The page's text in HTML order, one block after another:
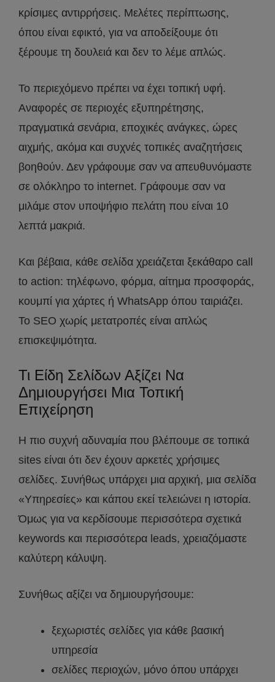
κρίσιμες αντιρρήσεις. Μελέτες περίπτωσης,
όπου είναι εφικτό, για να αποδείξουμε ότι
ξέρουμε τη δουλειά και δεν το λέμε απλώς.
Το περιεχόμενο πρέπει να έχει τοπική υφή.
Αναφορές σε περιοχές εξυπηρέτησης,
πραγματικά σενάρια, εποχικές ανάγκες, ώρες
αιχμής, ακόμα και συχνές τοπικές αναζητήσεις
βοηθούν. Δεν γράφουμε σαν να απευθυνόμαστε
σε ολόκληρο το internet. Γράφουμε σαν να
μιλάμε στον υποψήφιο πελάτη που είναι 10
λεπτά μακριά.
Και βέβαια, κάθε σελίδα χρειάζεται ξεκάθαρο call
to action: τηλέφωνο, φόρμα, αίτημα προσφοράς,
κουμπί για χάρτες ή WhatsApp όπου ταιριάζει.
Το SEO χωρίς μετατροπές είναι απλώς
επισκεψιμότητα.
Τι Είδη Σελίδων Αξίζει Να
Δημιουργήσει Μια Τοπική
Επιχείρηση
Η πιο συχνή αδυναμία που βλέπουμε σε τοπικά
sites είναι ότι δεν έχουν αρκετές χρήσιμες
σελίδες. Συνήθως υπάρχει μια αρχική, μια σελίδα
«Υπηρεσίες» και κάπου εκεί τελειώνει η ιστορία.
Όμως για να κερδίσουμε περισσότερα σχετικά
keywords και περισσότερα leads, χρειαζόμαστε
καλύτερη κάλυψη.
Συνήθως αξίζει να δημιουργήσουμε:
ξεχωριστές σελίδες για κάθε βασική
υπηρεσία
σελίδες περιοχών, μόνο όπου υπάρχει